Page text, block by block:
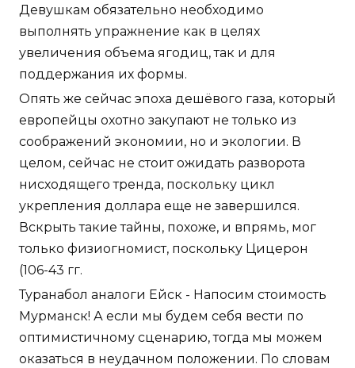
Девушкам обязательно необходимо
выполнять упражнение как в целях
увеличения объема ягодиц, так и для
поддержания их формы.
Опять же сейчас эпоха дешёвого газа, который
европейцы охотно закупают не только из
соображений экономии, но и экологии. В
целом, сейчас не стоит ожидать разворота
нисходящего тренда, поскольку цикл
укрепления доллара еще не завершился.
Вскрыть такие тайны, похоже, и впрямь, мог
только физиогномист, поскольку Цицерон
(106-43 гг.
Туранабол аналоги Ейск - Напосим стоимость
Мурманск! А если мы будем себя вести по
оптимистичному сценарию, тогда мы можем
оказаться в неудачном положении. По словам